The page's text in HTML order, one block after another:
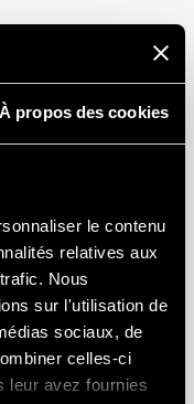
À propos des cookies
le contenu
relatives aux
Nous
sur l'utilisation de
sociaux, de
celles-ci
leur avez fournies
DE LA SÉRIE 7L
de la Série 7L
applications
Par
modèles de Type
de la lampe